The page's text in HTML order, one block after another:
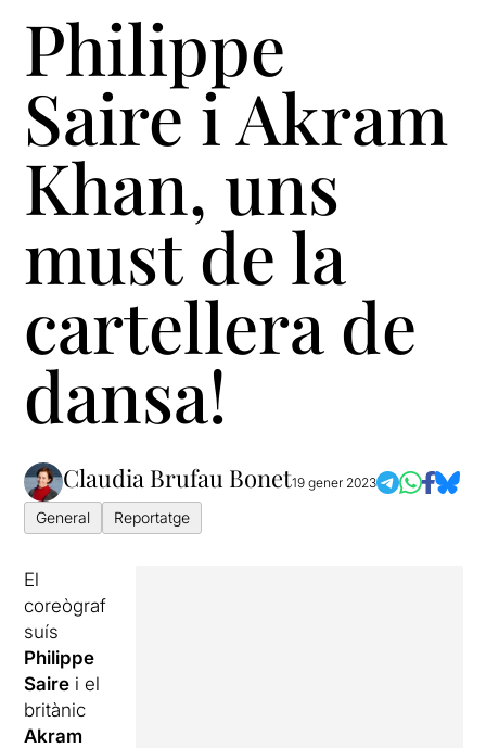
Philippe
Saire i Akram
Khan, uns
must de la
cartellera de
dansa!
Claudia Brufau Bonet19 gener 2023
General Reportatge
El
coreògraf
suís
Philippe
Saire i el
britànic
Akram